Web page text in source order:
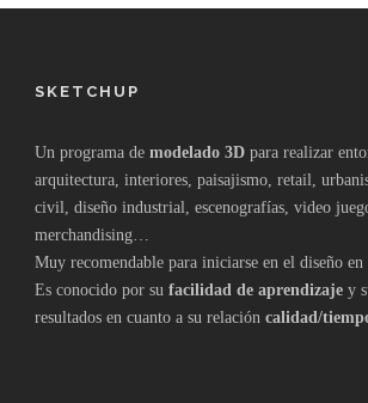
SKETCHUP
Un programa de modelado 3D para realizar
arquitectura, interiores, paisajismo, retail,
civil, diseño industrial, escenografías, video
merchandising…
Muy recomendable para iniciarse en el diseño en
Es conocido por su facilidad de aprendizaje y
resultados en cuanto a su relación calidad/